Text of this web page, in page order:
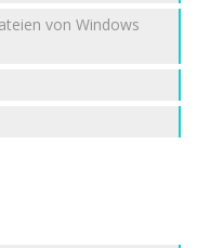
von Windows